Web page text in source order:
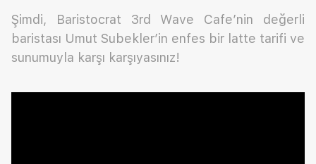
Şimdi, Baristocrat 3rd Wave Cafe’nin değerli
baristası Umut Subekler’in enfes bir latte tarifi ve
sunumuyla karşı karşıyasınız!